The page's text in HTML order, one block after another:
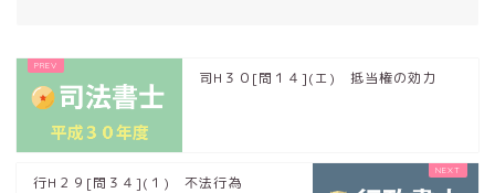
司H３０[問１４](エ) 抵当権の効力
行H２９[問３４](１) 不法行為